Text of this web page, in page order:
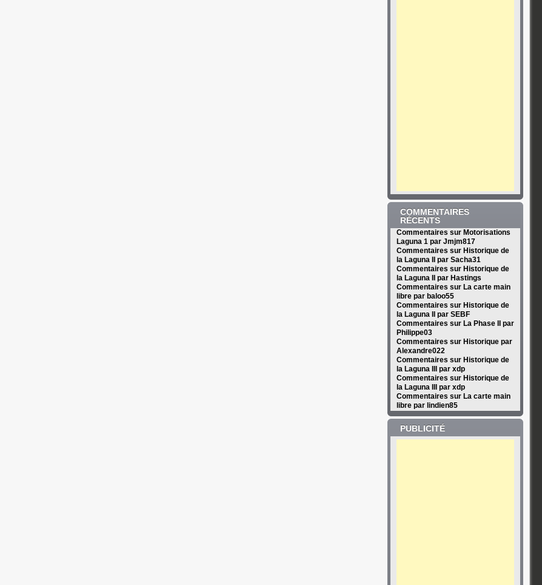
COMMENTAIRES
RÉCENTS
Commentaires sur Motorisations
Laguna 1 par Jmjm817
Commentaires sur Historique de
la Laguna II par Sacha31
Commentaires sur Historique de
la Laguna II par Hastings
Commentaires sur La carte main
libre par baloo55
Commentaires sur Historique de
la Laguna II par SEBF
Commentaires sur La Phase II par
Philippe03
Commentaires sur Historique par
Alexandre022
Commentaires sur Historique de
la Laguna III par xdp
Commentaires sur Historique de
la Laguna III par xdp
Commentaires sur La carte main
libre par lindien85
PUBLICITÉ